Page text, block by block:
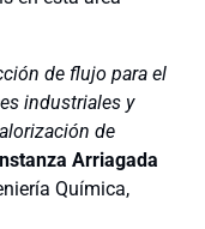
de flujo para el
industriales y
de
Arriagada
Química,